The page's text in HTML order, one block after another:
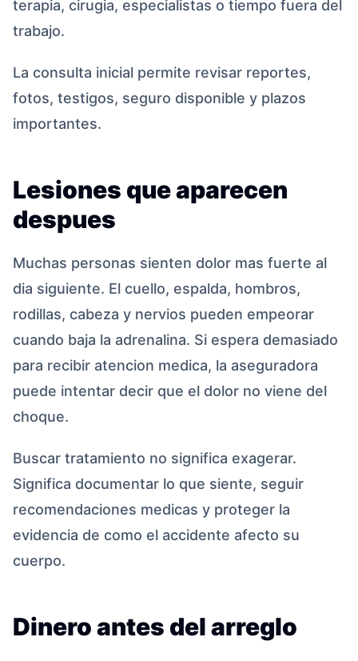
terapia, cirugia, especialistas o tiempo fuera del
trabajo.
La consulta inicial permite revisar reportes,
fotos, testigos, seguro disponible y plazos
importantes.
Lesiones que aparecen
despues
Muchas personas sienten dolor mas fuerte al
dia siguiente. El cuello, espalda, hombros,
rodillas, cabeza y nervios pueden empeorar
cuando baja la adrenalina. Si espera demasiado
para recibir atencion medica, la aseguradora
puede intentar decir que el dolor no viene del
choque.
Buscar tratamiento no significa exagerar.
Significa documentar lo que siente, seguir
recomendaciones medicas y proteger la
evidencia de como el accidente afecto su
cuerpo.
Dinero antes del arreglo